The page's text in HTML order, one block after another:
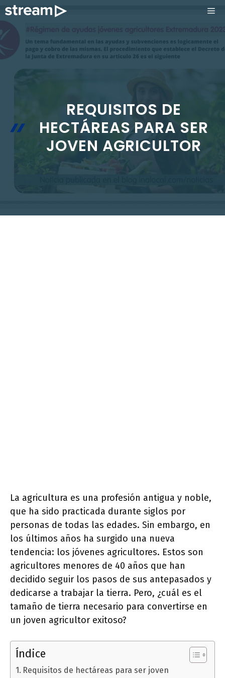
Saltar
al
contenido
REQUISITOS DE
HECTÁREAS PARA SER
JOVEN AGRICULTOR
La agricultura es una profesión antigua y noble,
que ha sido practicada durante siglos por
personas de todas las edades. Sin embargo, en
los últimos años ha surgido una nueva
tendencia: los jóvenes agricultores. Estos son
agricultores menores de 40 años que han
decidido seguir los pasos de sus antepasados y
dedicarse a trabajar la tierra. Pero, ¿cuál es el
tamaño de tierra necesario para convertirse en
un joven agricultor exitoso?
Índice
Requisitos de hectáreas para ser joven